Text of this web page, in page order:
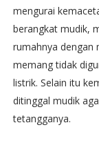
mengurai
berangkat mudik,
rumahnya dengan
memang tidak
listrik. Selain itu
ditinggal mudik
tetangganya.